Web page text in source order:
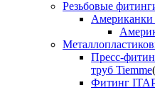
Резьбовые
Американки
Пресс-
труб Tiemme
Фитинг